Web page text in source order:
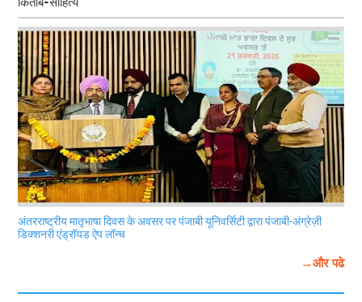
अंतरराष्ट्रीय मातृभाषा दिवस के अवसर पर पंजाबी यूनिवर्सिटी द्वारा पंजाबी-अंग्रेज़ी
डिक्शनरी एंड्रॉयड ऐप लॉन्च
→और पढे